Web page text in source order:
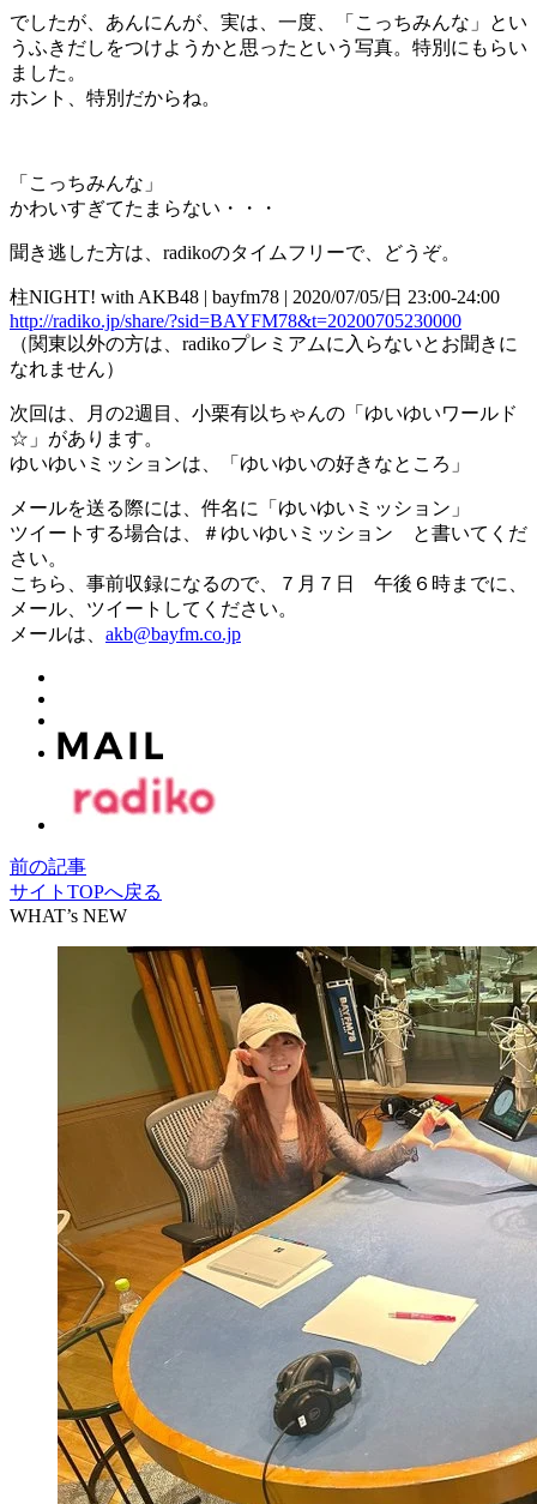
でしたが、あんにんが、実は、一度、「こっちみんな」とい
うふきだしをつけようかと思ったという写真。特別にもらい
ました。
ホント、特別だからね。
「こっちみんな」
かわいすぎてたまらない・・・
聞き逃した方は、radikoのタイムフリーで、どうぞ。
柱NIGHT! with AKB48 | bayfm78 | 2020/07/05/日 23:00-24:00
http://radiko.jp/share/?sid=BAYFM78&t=20200705230000
（関東以外の方は、radikoプレミアムに入らないとお聞きに
なれません）
次回は、月の2週目、小栗有以ちゃんの「ゆいゆいワールド
☆」があります。
ゆいゆいミッションは、「ゆいゆいの好きなところ」
メールを送る際には、件名に「ゆいゆいミッション」
ツイートする場合は、＃ゆいゆいミッション と書いてくだ
さい。
こちら、事前収録になるので、７月７日 午後６時までに、
メール、ツイートしてください。
メールは、 akb@bayfm.co.jp
前の記事
サイトTOPへ戻る
WHAT’s NEW